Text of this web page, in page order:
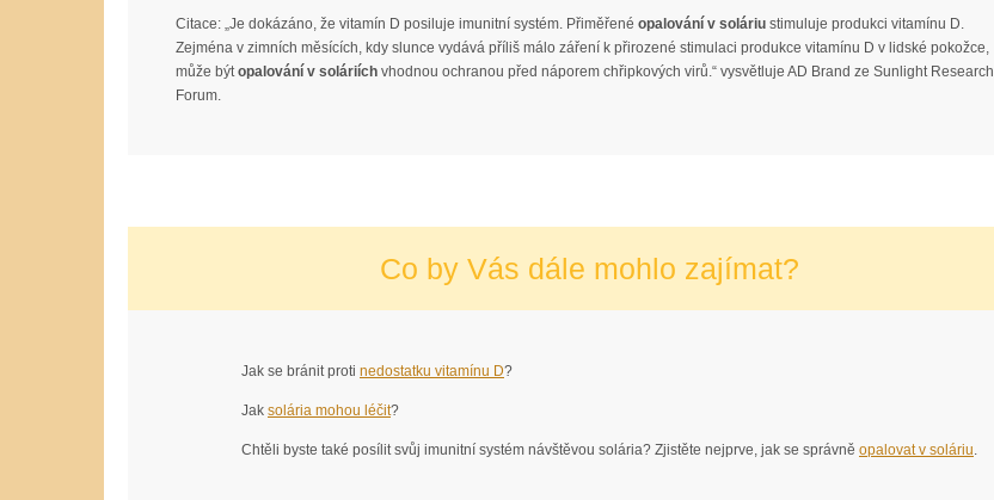
Citace: „Je dokázáno, že vitamín D posiluje imunitní systém. Přiměřené opalování v soláriu stimuluje produkci vitamínu D.
Zejména v zimních měsících, kdy slunce vydává příliš málo záření k přirozené stimulaci produkce vitamínu D v lidské pokožce,
může býtopalování v soláriích vhodnou ochranou před náporem chřipkových virů.“ vysvětluje AD Brand ze Sunlight Research
Forum.
Co by Vás dále mohlo zajímat?
Jak se bránit proti nedostatku vitamínu D?
Jak solária mohou léčit?
Chtěli byste také posílit svůj imunitní systém návštěvou solária? Zjistěte nejprve, jak se správně opalovat v soláriu.